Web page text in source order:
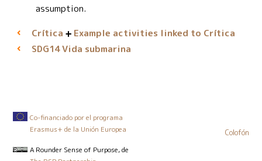
assumption.
Crítica
Example activities linked to Crítica
SDG14Vida submarina
Co-financiado por el programa
Erasmus+ de la Unión Europea
A Rounder Sense of Purpose, de
Colofón